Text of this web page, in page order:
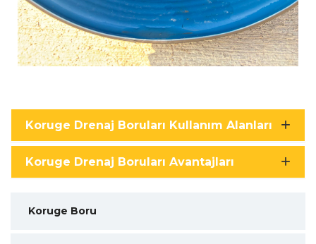
Koruge Drenaj Boruları Kullanım Alanları
Koruge Drenaj Boruları Avantajları
Koruge Boru